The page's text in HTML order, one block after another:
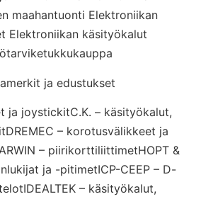
maahantuonti Elektroniikan
Elektroniikan käsityökalut
ja edustukset
ja joystickitC.K. – käsityökalut,
– korotusvälikkeet ja
– piirikorttiliittimetHOPT &
ja -pitimetICP-CEEP – D-
– käsityökalut,